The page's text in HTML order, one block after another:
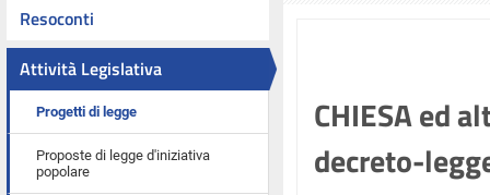
Resoconti
Attività Legislativa
Progetti di legge
Proposte di legge d'iniziativa
popolare
CHIESA ed
decreto-